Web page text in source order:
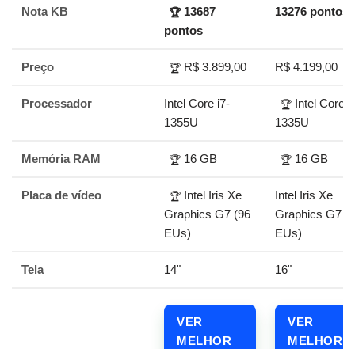
Nota KB 🏆13687
pontos
13276 pontos
Preço 🏆 R$ 3.899,00 R$ 4.199,00
Processador
Intel Core i7-
1355U
🏆 Intel Core
1335U
Memória RAM 🏆 16 GB 🏆 16 GB
Placa de vídeo 🏆 Intel Iris Xe
Graphics G7 (96
EUs)
Intel Iris Xe
Graphics G7
EUs)
Tela 14" 16"
VER
MELHOR
VER
MELHOR